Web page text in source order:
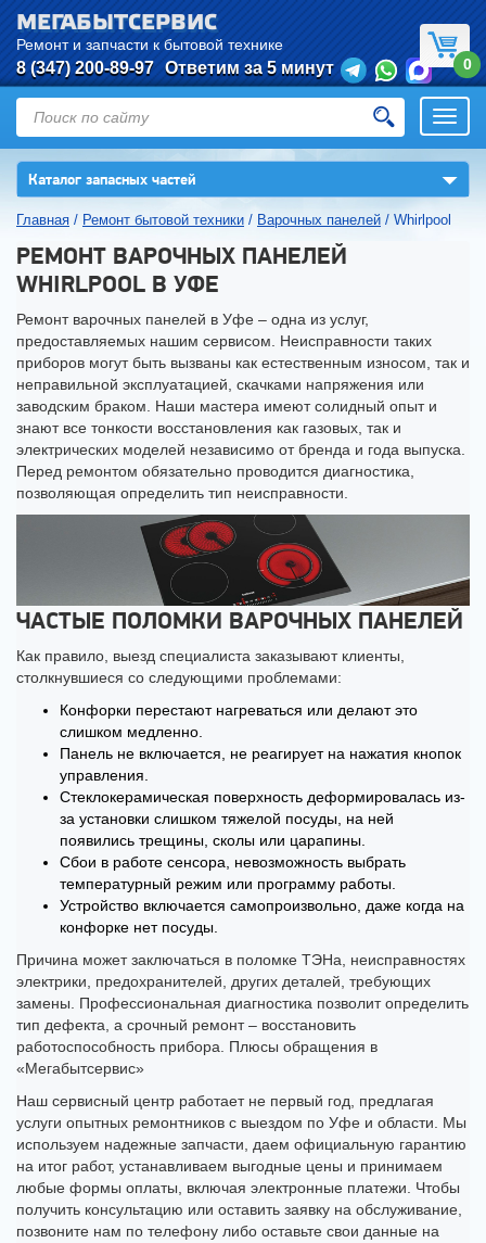
МЕГАБЫТСЕРВИС
Ремонт и запчасти к бытовой технике
8 (347) 200-89-97 Ответим за 5 минут 0
Каталог запасных частей ▼
Главная / Ремонт бытовой техники / Варочных панелей / Whirlpool
РЕМОНТ ВАРОЧНЫХ ПАНЕЛЕЙ
WHIRLPOOL В УФЕ
Ремонт варочных панелей в Уфе – одна из услуг,
предоставляемых нашим сервисом. Неисправности таких
приборов могут быть вызваны как естественным износом, так и
неправильной эксплуатацией, скачками напряжения или
заводским браком. Наши мастера имеют солидный опыт и
знают все тонкости восстановления как газовых, так и
электрических моделей независимо от бренда и года выпуска.
Перед ремонтом обязательно проводится диагностика,
позволяющая определить тип неисправности.
ЧАСТЫЕ ПОЛОМКИ ВАРОЧНЫХ ПАНЕЛЕЙ
Как правило, выезд специалиста заказывают клиенты,
столкнувшиеся со следующими проблемами:
Конфорки перестают нагреваться или делают это
слишком медленно.
Панель не включается, не реагирует на нажатия кнопок
управления.
Стеклокерамическая поверхность деформировалась из-
за установки слишком тяжелой посуды, на ней
появились трещины, сколы или царапины.
Сбои в работе сенсора, невозможность выбрать
температурный режим или программу работы.
Устройство включается самопроизвольно, даже когда на
конфорке нет посуды.
Причина может заключаться в поломке ТЭНа, неисправностях
электрики, предохранителей, других деталей, требующих
замены. Профессиональная диагностика позволит определить
тип дефекта, а срочный ремонт – восстановить
работоспособность прибора. Плюсы обращения в
«Мегабытсервис»
Наш сервисный центр работает не первый год, предлагая
услуги опытных ремонтников с выездом по Уфе и области. Мы
используем надежные запчасти, даем официальную гарантию
на итог работ, устанавливаем выгодные цены и принимаем
любые формы оплаты, включая электронные платежи. Чтобы
получить консультацию или оставить заявку на обслуживание,
позвоните нам по телефону либо оставьте свои данные на